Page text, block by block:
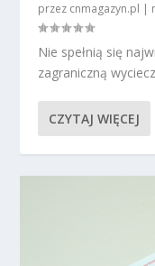
przez cnmagazyn.pl |
Nie spełnią się
zagraniczną
CZYTAJ WIĘCEJ